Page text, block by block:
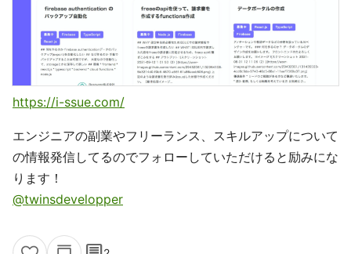
https://i-ssue.com/
エンジニアの副業やフリーランス、スキルアップについて
の情報発信してるのでフォローしていただけると励みにな
ります！
@twinsdevelopper